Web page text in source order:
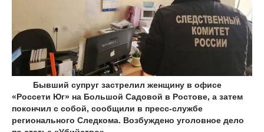
Бывший супруг застрелил женщину в офисе
«Россети Юг» на Большой Садовой в Ростове, а затем
покончил с собой, сообщили в пресс-службе
регионального Следкома. Возбуждено уголовное дело